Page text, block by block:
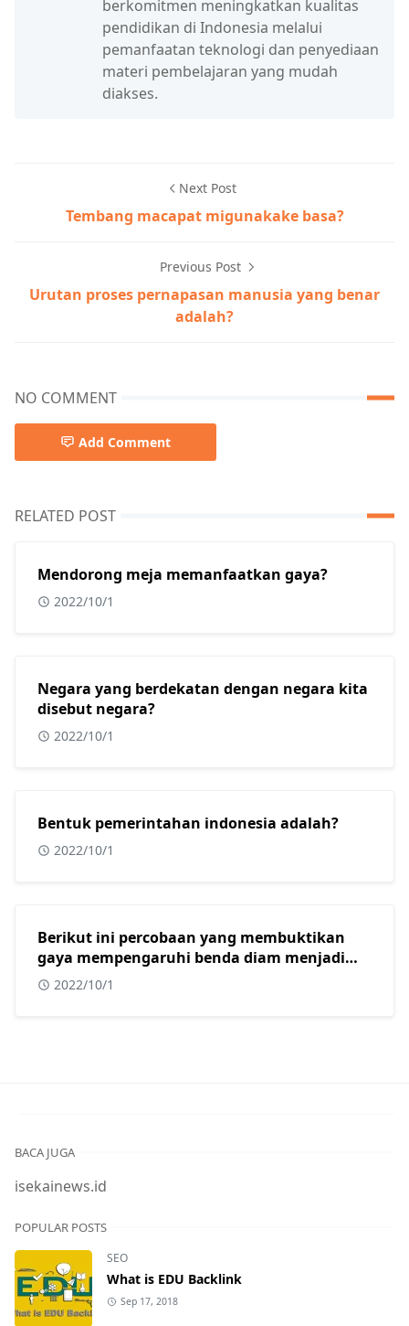
berkomitmen meningkatkan kualitas
pendidikan di Indonesia melalui
pemanfaatan teknologi dan penyediaan
materi pembelajaran yang mudah
diakses.
Next Post
Tembang macapat migunakake basa?
Previous Post
Urutan proses pernapasan manusia yang benar
adalah?
NO COMMENT
Add Comment
RELATED POST
Mendorong meja memanfaatkan gaya?
2022/10/1
Negara yang berdekatan dengan negara kita
disebut negara?
2022/10/1
Bentuk pemerintahan indonesia adalah?
2022/10/1
Berikut ini percobaan yang membuktikan
gaya mempengaruhi benda diam menjadi
bergerak adalah?
2022/10/1
BACA JUGA
isekainews.id
POPULAR POSTS
SEO
What is EDU Backlink
Sep 17, 2018